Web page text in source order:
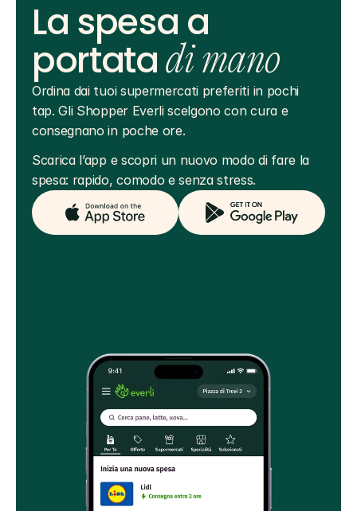
La spesa a
portatadi mano
Ordina dai tuoi supermercati preferiti in pochi
tap. Gli Shopper Everli scelgono con cura e
consegnano in poche ore.
Scarica l’app e scopri un nuovo modo di fare la
spesa: rapido, comodo e senza stress.